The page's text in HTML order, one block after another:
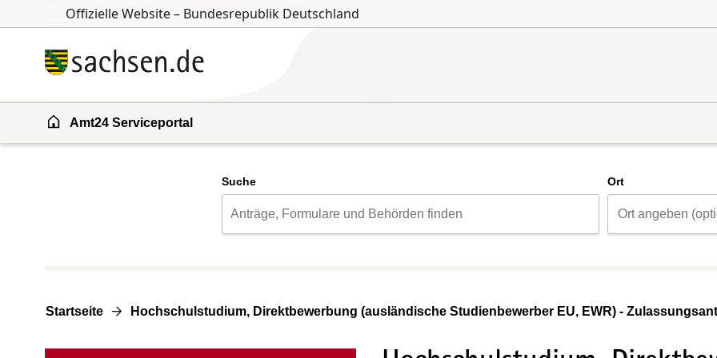
Zum Inhalt springen
Zur Suche springen
Offizielle Website – Bundesrepublik Deutschland
Amt24 Serviceportal
Suche Ort
Startseite Hochschulstudium, Direktbewerbung (ausländische Studienbewerber EU, EWR) -